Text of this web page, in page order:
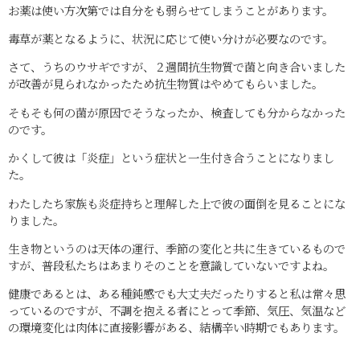
お薬は使い方次第では自分をも弱らせてしまうことがあります。
毒草が薬となるように、状況に応じて使い分けが必要なのです。
さて、うちのウサギですが、２週間抗生物質で菌と向き合いました
が改善が見られなかったため抗生物質はやめてもらいました。
そもそも何の菌が原因でそうなったか、検査しても分からなかった
のです。
かくして彼は「炎症」という症状と一生付き合うことになりまし
た。
わたしたち家族も炎症持ちと理解した上で彼の面倒を見ることにな
りました。
生き物というのは天体の運行、季節の変化と共に生きているもので
すが、普段私たちはあまりそのことを意識していないですよね。
健康であるとは、ある種鈍感でも大丈夫だったりすると私は常々思
っているのですが、不調を抱える者にとって季節、気圧、気温など
の環境変化は肉体に直接影響がある、結構辛い時期でもあります。